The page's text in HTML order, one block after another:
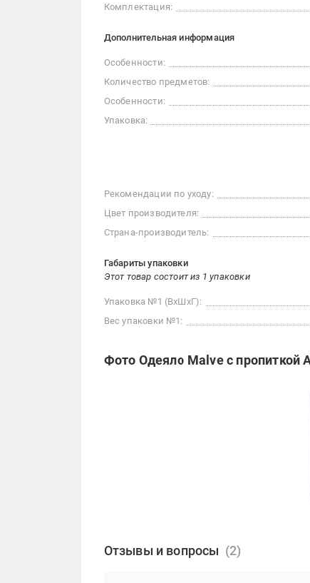
Комплектация:
Дополнительная информация
Особенности:
Количество предметов:
Особенности:
Упаковка:
Рекомендации по уходу:
Цвет производителя:
Страна-производитель:
Габариты упаковки
Этот товар состоит из 1 упаковки
Упаковка №1 (ВхШхГ):
Вес упаковки №1:
Фото Одеяло Malve с пропиткой
Отзывы и вопросы